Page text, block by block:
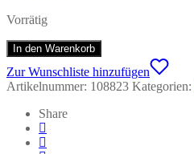
Vorrätig
In den Warenkorb
Zur Wunschliste hinzufügen
Artikelnummer: 108823 Kategorien:
Share